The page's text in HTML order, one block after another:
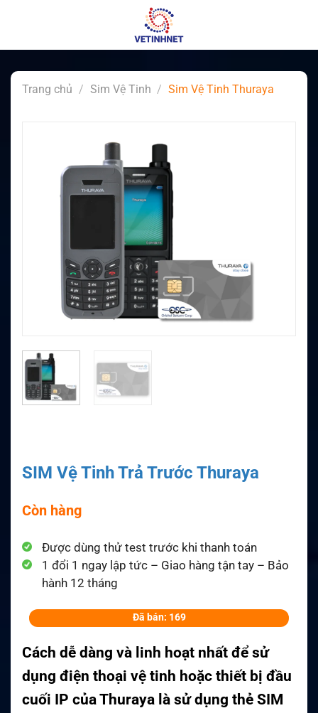
Trang chủ / Sim Vệ Tinh / Sim Vệ Tinh Thuraya
SIM Vệ Tinh Trả Trước Thuraya
Còn hàng
Được dùng thử test trước khi thanh toán
1 đổi 1 ngay lập tức – Giao hàng tận tay – Bảo
hành 12 tháng
Đã bán: 169
Cách dễ dàng và linh hoạt nhất để sử
dụng điện thoại vệ tinh hoặc thiết bị đầu
cuối IP của Thuraya là sử dụng thẻ SIM